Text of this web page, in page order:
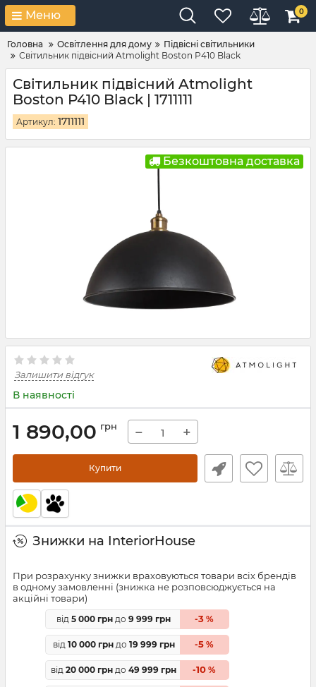
Меню 0
Головна Освітлення для дому
Підвісні світильники
Світильник підвісний Atmolight Boston P410 Black
Світильник підвісний Atmolight
Boston P410 Black | 1711111
Артикул: 1711111
Безкоштовна доставка
Залишити відгук
В наявності
1 890,00 грн − +
Купити
Знижки на InteriorHouse
При розрахунку знижки враховуються товари всіх брендів
в одному замовленні (знижка не розповсюджується на
акційні товари)
від 5 000 грн до 9 999 грн -3 %
від 10 000 грндо 19 999 грн -5 %
від 20 000 грн до 49 999 грн -10 %